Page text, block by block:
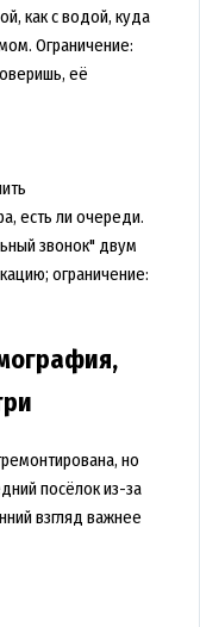
как с водой, куда
Ограничение:
её
есть ли очереди.
звонок" двум
ограничение:
но
посёлок из-за
взгляд важнее